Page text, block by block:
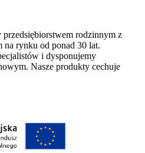
przedsiębiorstwem rodzinnym z
na rynku od ponad 30 lat.
i dysponujemy
Nasze produkty cechuje